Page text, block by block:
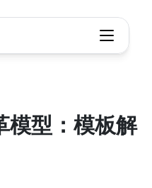
型：模板解